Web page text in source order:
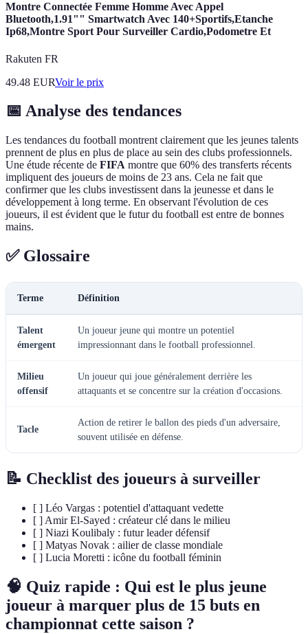
Montre Connectée Femme Homme Avec Appel
Bluetooth,1.91"" Smartwatch Avec 140+Sportifs,Etanche
Ip68,Montre Sport Pour Surveiller Cardio,Podometre Et
Rakuten FR
49.48 EURVoir le prix
📅 Analyse des tendances
Les tendances du football montrent clairement que les jeunes talents
prennent de plus en plus de place au sein des clubs professionnels.
Une étude récente de FIFA montre que 60% des transferts récents
impliquent des joueurs de moins de 23 ans. Cela ne fait que
confirmer que les clubs investissent dans la jeunesse et dans le
développement à long terme. En observant l'évolution de ces
joueurs, il est évident que le futur du football est entre de bonnes
mains.
✅ Glossaire
Terme Définition
Talent
émergent
Un joueur jeune qui montre un potentiel
impressionnant dans le football professionnel.
Milieu
offensif
Un joueur qui joue généralement derrière les
attaquants et se concentre sur la création d'occasions.
Tacle
Action de retirer le ballon des pieds d'un adversaire,
souvent utilisée en défense.
📝 Checklist des joueurs à surveiller
[ ] Léo Vargas : potentiel d'attaquant vedette
[ ] Amir El-Sayed : créateur clé dans le milieu
[ ] Niazi Koulibaly : futur leader défensif
[ ] Matyas Novak : ailier de classe mondiale
[ ] Lucia Moretti : icône du football féminin
🧠 Quiz rapide : Qui est le plus jeune
joueur à marquer plus de 15 buts en
championnat cette saison ?